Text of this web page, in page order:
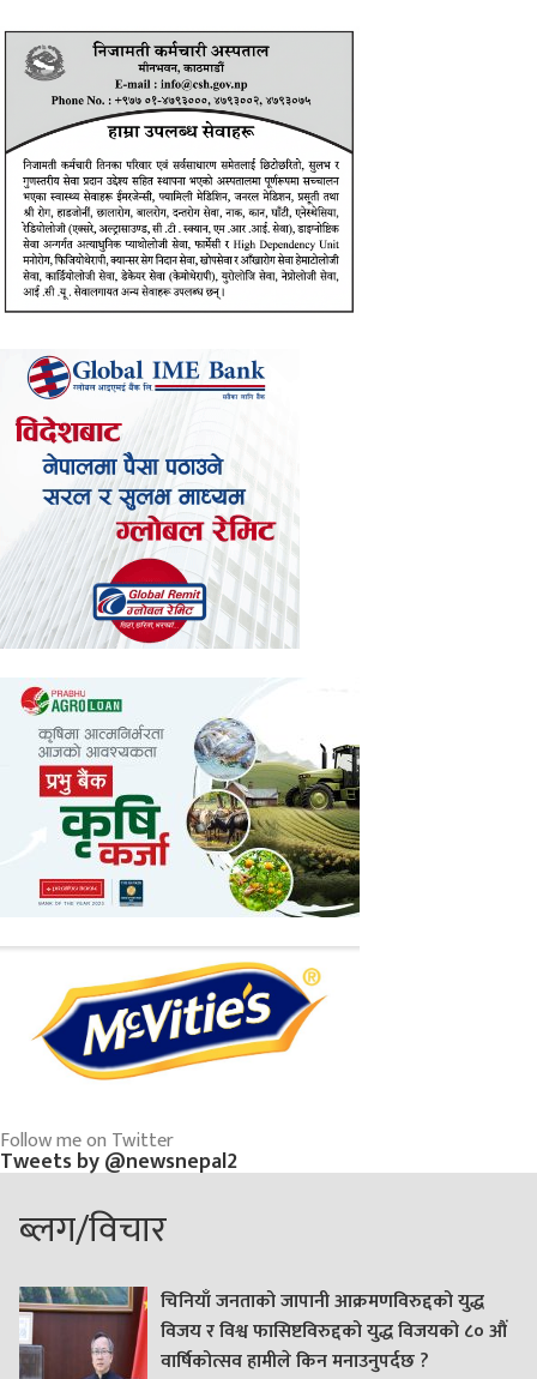
Follow me on Twitter
Tweets by @newsnepal2
ब्लग/विचार
चिनियाँ जनताको जापानी आक्रमणविरुद्दको युद्ध
विजय र विश्व फासिष्टविरुद्दको युद्ध विजयको ८० औं
वार्षिकोत्सव हामीले किन मनाउनुपर्दछ ?